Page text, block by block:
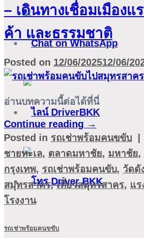
– เดินทางเชื่อมเมืองแ
ค้า และธรรมชาติ
Posted on 12/06/202512/06/
อ่านบทความนี้ต่อได้ที่นี่
Continue reading →
Posted in รถเช่าพร้อมคนขขับ
ชายทะเล, ตลาดมหาชัย, มหาชัย,
กรุงเทพ, รถเช่าพร้อมคนขับ, วัดดั
สมุทรสาคร,เที่ยวสมุทรสาคร, แร
โรงงาน
รถเช่าพร้อมคนขขับ